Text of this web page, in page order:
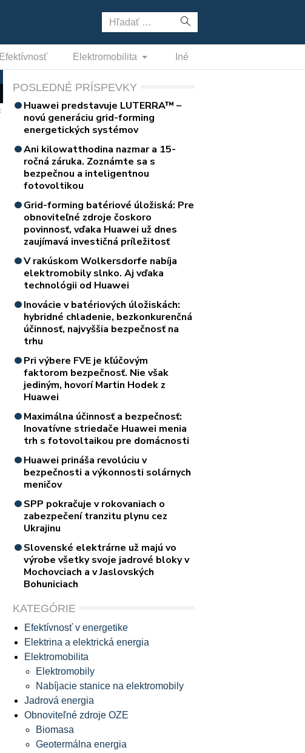
Hľadať:
Efektívnosť Elektromobilita Iné
POSLEDNÉ PRÍSPEVKY
Huawei predstavuje LUTERRA™ –
novú generáciu grid-forming
energetických systémov
Ani kilowatthodina nazmar a 15-
ročná záruka. Zoznámte sa s
bezpečnou a inteligentnou
fotovoltikou
Grid-forming batériové úložiská: Pre
obnoviteľné zdroje čoskoro
povinnosť, vďaka Huawei už dnes
zaujímavá investičná príležitosť
V rakúskom Wolkersdorfe nabíja
elektromobily slnko. Aj vďaka
technológii od Huawei
Inovácie v batériových úložiskách:
hybridné chladenie, bezkonkurenčná
účinnosť, najvyššia bezpečnosť na
trhu
Pri výbere FVE je kľúčovým
faktorom bezpečnosť. Nie však
jediným, hovorí Martin Hodek z
Huawei
Maximálna účinnosť a bezpečnosť:
Inovatívne striedače Huawei menia
trh s fotovoltaikou pre domácnosti
Huawei prináša revolúciu v
bezpečnosti a výkonnosti solárnych
meničov
SPP pokračuje v rokovaniach o
zabezpečení tranzitu plynu cez
Ukrajinu
Slovenské elektrárne už majú vo
výrobe všetky svoje jadrové bloky v
Mochovciach a v Jaslovských
Bohuniciach
KATEGÓRIE
Efektívnosť v energetike
Elektrina a elektrická energia
Elektromobilita
Elektromobily
Nabíjacie stanice na elektromobily
Jadrová energia
Obnoviteľné zdroje OZE
Biomasa
Geotermálna energia